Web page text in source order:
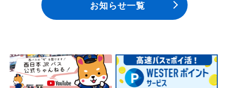
お知らせ一覧